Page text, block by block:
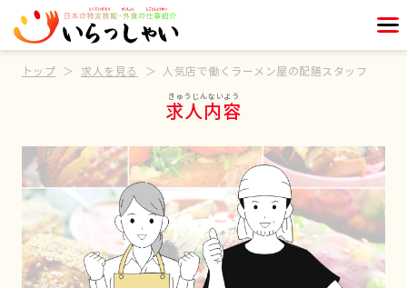
トップ 求人を見る 人気店で働くラーメン屋の配膳スタッフ
求人内容